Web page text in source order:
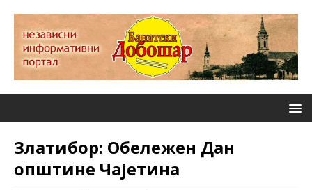
Златибор: Обележен Дан
општине Чајетина